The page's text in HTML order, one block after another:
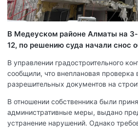
В Медеуском районе Алматы на 3-
12, по решению суда начали снос
В управлении градостроительного
сообщили, что внеплановая проверка
разрешительных документов на
В отношении собственника были
административные меры, выдано
устранение нарушений. Однако